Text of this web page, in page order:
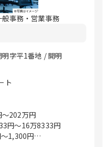
事務・営業事務
字平1番地 / 開明
ト
〜202万円
円〜16万8333円
1,300円